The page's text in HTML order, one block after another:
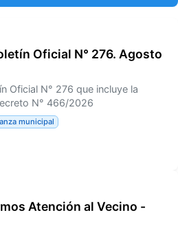
Oficial N° 276. Agosto
Oficial N° 276 que incluye la
N° 466/2026
municipal
Atención al Vecino -